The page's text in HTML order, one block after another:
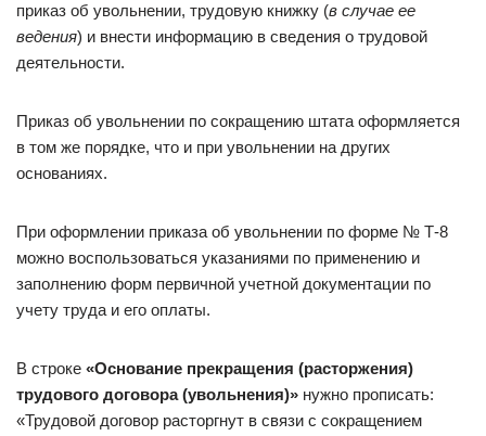
приказ об увольнении, трудовую книжку (в случае ее
ведения) и внести информацию в сведения о трудовой
деятельности.
Приказ об увольнении по сокращению штата оформляется
в том же порядке, что и при увольнении на других
основаниях.
При оформлении приказа об увольнении по форме № Т-8
можно воспользоваться указаниями по применению и
заполнению форм первичной учетной документации по
учету труда и его оплаты.
В строке «Основание прекращения (расторжения)
трудового договора (увольнения)» нужно прописать:
«Трудовой договор расторгнут в связи с сокращением